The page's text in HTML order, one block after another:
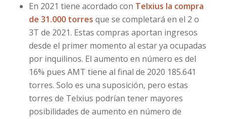
En 2021 tiene acordado con Telxius la compra
de 31.000 torres que se completará en el 2 o
3T de 2021. Estas compras aportan ingresos
desde el primer momento al estar ya ocupadas
por inquilinos. El aumento en número es del
16% pues AMT tiene al final de 2020 185.641
torres. Solo es una suposición, pero estas
torres de Telxius podrían tener mayores
posibilidades de aumento en número de